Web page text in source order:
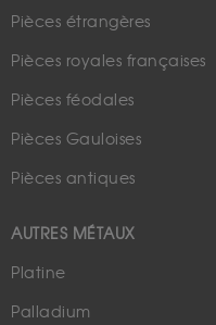
Pièces étrangères
Pièces royales françaises
Pièces féodales
Pièces Gauloises
Pièces antiques
AUTRES MÉTAUX
Platine
Palladium